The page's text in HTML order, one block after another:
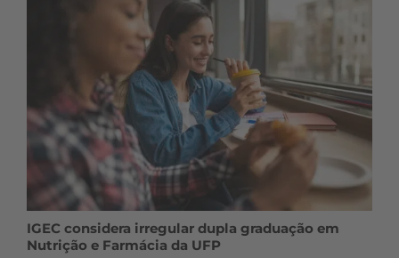
IGEC considera irregular dupla graduação em
Nutrição e Farmácia da UFP